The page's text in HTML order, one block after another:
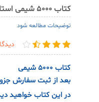
کتاب 5000 شیمی استادان محمد رضا و امید مصلایی
توضیحات مطالعه شود
کتاب 5000 شیمی
بعد از ثبت سفارش
در این کتاب خواهید